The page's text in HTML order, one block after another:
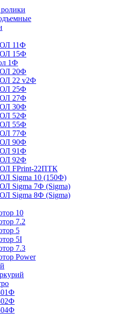
11Ф
15Ф
1Ф
20Ф
22 v2Ф
25Ф
27Ф
30Ф
52Ф
55Ф
77Ф
90Ф
91Ф
92Ф
FPrint-22ПТК
Sigma 10 (150Ф)
Sigma 7Ф (Sigma)
Sigma 8Ф (Sigma)
10
7.2
5
5I
7.3
Power